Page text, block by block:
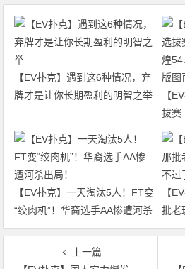
【EV扑克】遇到这6种情况，弃
牌才是让你长期盈利的明智之举
【
拔赛
54.4
【EV扑克】一天淘汰5人！FT变
“绞肉机”！华裔选手AA惨遭河杀
出局！
【
批老
过了
上一篇